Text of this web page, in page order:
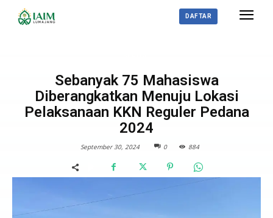
DAFTAR
Sebanyak 75 Mahasiswa
Diberangkatkan Menuju Lokasi
Pelaksanaan KKN Reguler Pedana
2024
September 30, 2024 0 884